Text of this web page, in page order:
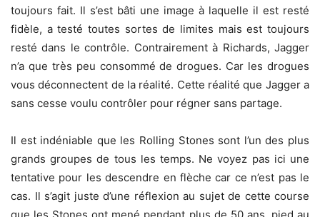
toujours fait. Il s’est bâti une image à laquelle il est resté
fidèle, a testé toutes sortes de limites mais est toujours
resté dans le contrôle. Contrairement à Richards, Jagger
n’a que très peu consommé de drogues. Car les drogues
vous déconnectent de la réalité. Cette réalité que Jagger a
sans cesse voulu contrôler pour régner sans partage.
Il est indéniable que les Rolling Stones sont l’un des plus
grands groupes de tous les temps. Ne voyez pas ici une
tentative pour les descendre en flèche car ce n’est pas le
cas. Il s’agit juste d’une réflexion au sujet de cette course